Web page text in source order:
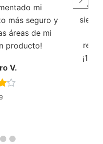
mi
más seguro y
áreas de mi
producto!
V.